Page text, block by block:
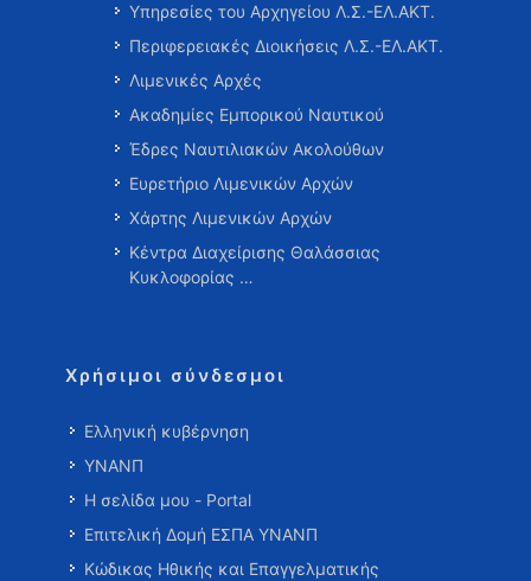
Υπηρεσίες του Αρχηγείου Λ.Σ.-ΕΛ.ΑΚΤ.
Περιφερειακές Διοικήσεις Λ.Σ.-ΕΛ.ΑΚΤ.
Λιμενικές Αρχές
Ακαδημίες Εμπορικού Ναυτικού
Έδρες Ναυτιλιακών Ακολούθων
Ευρετήριο Λιμενικών Αρχών
Χάρτης Λιμενικών Αρχών
Κέντρα Διαχείρισης Θαλάσσιας
Κυκλοφορίας …
Χρήσιμοι σύνδεσμοι
Ελληνική κυβέρνηση
ΥΝΑΝΠ
Η σελίδα μου - Portal
Επιτελική Δομή ΕΣΠΑ ΥΝΑΝΠ
Κώδικας Ηθικής και Επαγγελματικής